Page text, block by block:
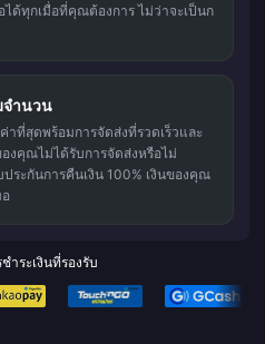
ได้ทุกเมื่อที่คุณต้องการ ไม่ว่าจะเป็นก
จำนวน
าที่สุดพร้อมการจัดส่งที่รวดเร็วและ
งคุณไม่ได้รับการจัดส่งหรือไม่
ประกันการคืนเงิน 100% เงินของคุณ
ำระเงินที่รองรับ